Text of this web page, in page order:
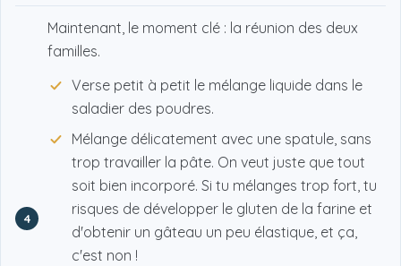
4
Maintenant, le moment clé : la réunion des deux
familles.
Verse petit à petit le mélange liquide dans le
saladier des poudres.
Mélange délicatement avec une spatule, sans
trop travailler la pâte. On veut juste que tout
soit bien incorporé. Si tu mélanges trop fort, tu
risques de développer le gluten de la farine et
d'obtenir un gâteau un peu élastique, et ça,
c'est non !